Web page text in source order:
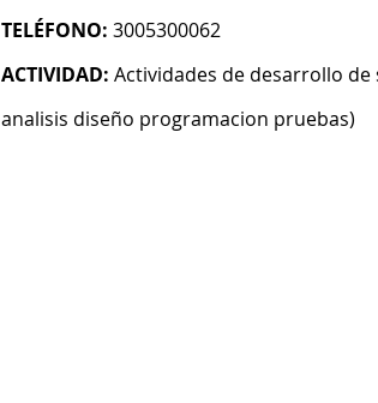
TELÉFONO: 3005300062
ACTIVIDAD: Actividades de desarrollo
analisis diseño programacion pruebas)